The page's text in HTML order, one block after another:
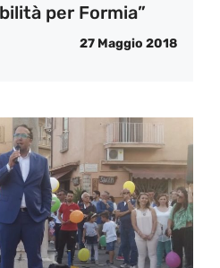
per Formia”
27 Maggio 2018